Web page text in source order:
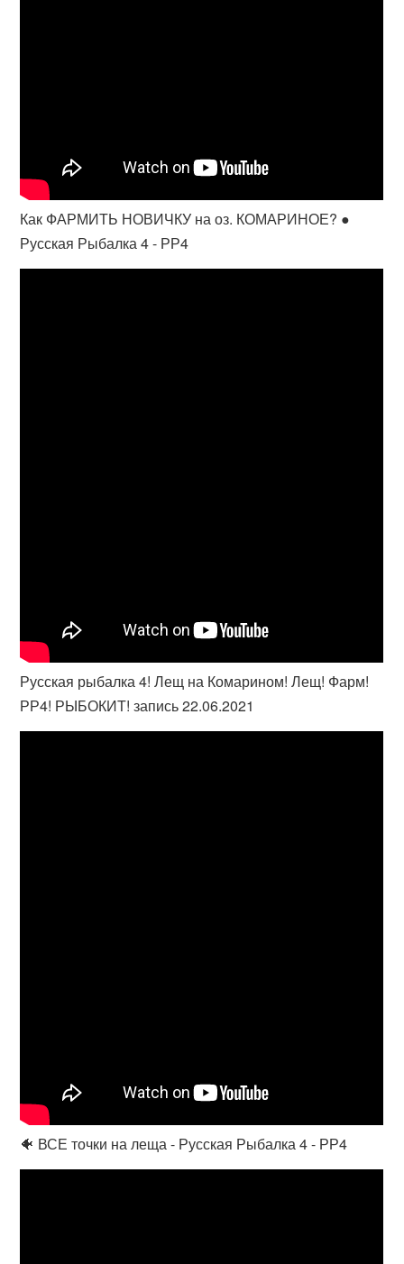
Как ФАРМИТЬ НОВИЧКУ на оз. КОМАРИНОЕ? ●
Русская Рыбалка 4 - РР4
Русская рыбалка 4! Лещ на Комарином! Лещ! Фарм!
РР4! РЫБОКИТ! запись 22.06.2021
🐠 ВСЕ точки на леща - Русская Рыбалка 4 - РР4